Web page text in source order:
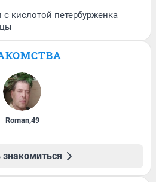
кислотой петербурженка
Roman,49
знакомиться